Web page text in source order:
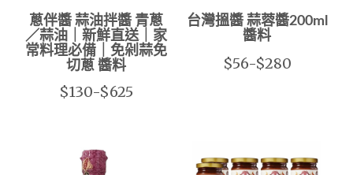
蔥伴醬 蒜油拌醬 青蔥
／蒜油｜新鮮直送｜家
常料理必備｜免剁蒜免
切蔥 醬料
$130-$625
台灣搵醬 蒜蓉醬200ml
醬料
$56-$280